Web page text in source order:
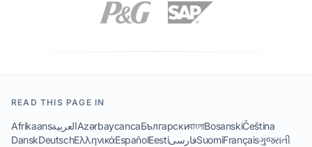
READ THIS PAGE IN
AfrikaansالعربيةAzərbaycancaБългарскиবাংলাBosanskiČeština
DanskDeutschΕλληνικάEspañolEestiفارسیSuomiFrançaisગુજરાતી